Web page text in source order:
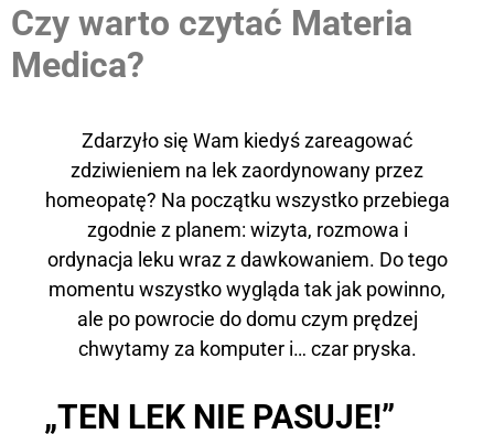
Czy warto czytać Materia
Medica?
Zdarzyło się Wam kiedyś zareagować
zdziwieniem na lek zaordynowany przez
homeopatę? Na początku wszystko przebiega
zgodnie z planem: wizyta, rozmowa i
ordynacja leku wraz z dawkowaniem. Do tego
momentu wszystko wygląda tak jak powinno,
ale po powrocie do domu czym prędzej
chwytamy za komputer i… czar pryska.
„TEN LEK NIE PASUJE!”